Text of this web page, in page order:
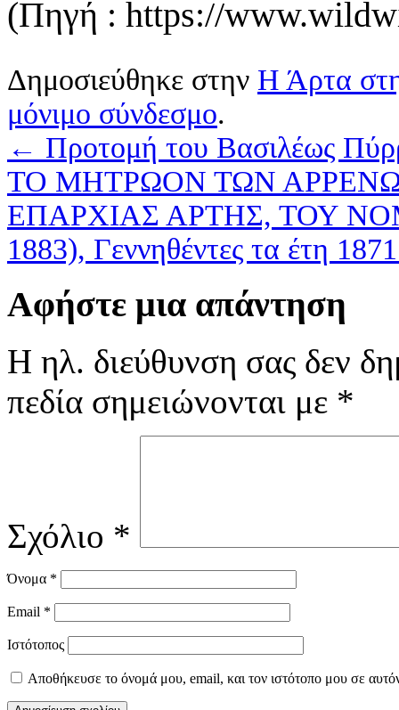
(Πηγή : https://
Δημοσιεύθηκε στην Η Άρτα
μόνιμο σύνδεσμο.
← Προτομή του Βασιλέως
ΤΟ ΜΗΤΡΩΟΝ ΤΩΝ
ΕΠΑΡΧΙΑΣ ΑΡΤΗΣ, ΤΟΥ
1883), Γεννηθέντες τα έτη
Αφήστε μια απάντηση
Η ηλ. διεύθυνση σας δεν
πεδία σημειώνονται με *
Σχόλιο *
Όνομα *
Email *
Ιστότοπος
Αποθήκευσε το όνομά μου, email, και τον ιστότοπο μου σε